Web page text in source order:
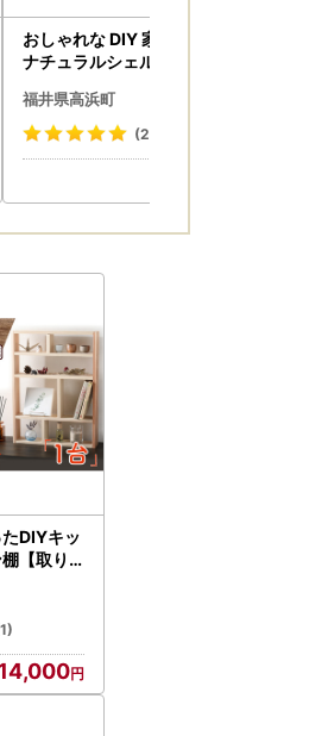
おしゃれな DIY 家具 京若狭杉
ナチュラルシェルフ DIYキット
自作
福井県高浜町
(2)
DIYキッ
【取り
不要＆説
14,000